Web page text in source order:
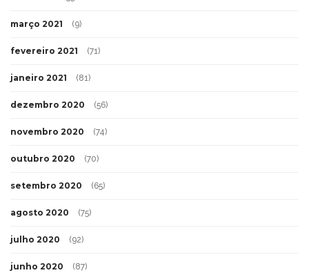
março 2021 (9)
fevereiro 2021 (71)
janeiro 2021 (81)
dezembro 2020 (56)
novembro 2020 (74)
outubro 2020 (70)
setembro 2020 (65)
agosto 2020 (75)
julho 2020 (92)
junho 2020 (87)